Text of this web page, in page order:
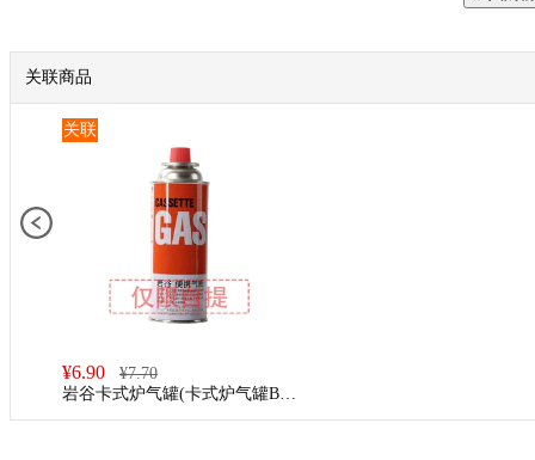
关联商品
¥6.90 ¥7.70
岩谷卡式炉气罐(卡式炉气罐BD
关联